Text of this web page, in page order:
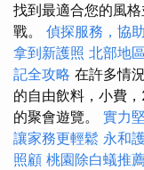
找到最適合您的風
戰。 偵探服務，協
拿到新護照 北部地
記全攻略 在許多情
的自由飲料，小費
的聚會遊覽。 實力
讓家務更輕鬆 永和
照顧 桃園除白蟻推